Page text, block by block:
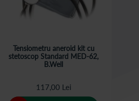
Tensiometru aneroid kit cu
stetoscop Standard MED-62,
B.Well
117,00 Lei